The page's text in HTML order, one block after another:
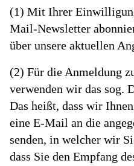
(1) Mit Ihrer
Mail-Newsletter
über unsere aktuellen
(2) Für die Anmeldung
verwenden wir das sog.
Das heißt, dass wir
eine E-Mail an die
senden, in welcher wir
dass Sie den Empfang